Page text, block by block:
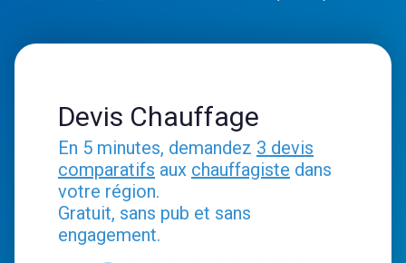
Devis Chauffage
En 5 minutes, demandez 3 devis
comparatifs aux chauffagiste dans
votre région.
Gratuit, sans pub et sans
engagement.